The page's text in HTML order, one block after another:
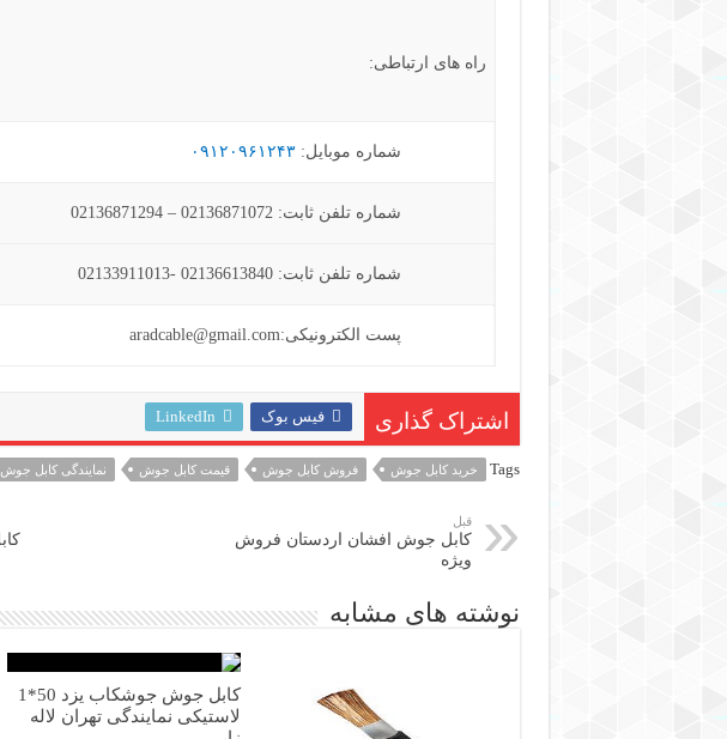
راه های ارتباطی:
شماره موبایل:۰۹۱۲۰۹۶۱۲۴۳
شماره تلفن ثابت: 02136871072 – 02136871294
شماره تلفن ثابت: 02136613840 -02133911013
پست الکترونیکی:aradcable@gmail.com
اشتراک گذاری فیس بوک LinkedIn
Tags خرید کابل جوش فروش کابل جوش قیمت کابل جوش نمایندگی کابل جوش
قبل
کابل جوش افشان اردستان فروش
ویژه
نوشته های مشابه
کابل جوش جوشکاب یزد 50*1
لاستیکی نمایندگی تهران لاله